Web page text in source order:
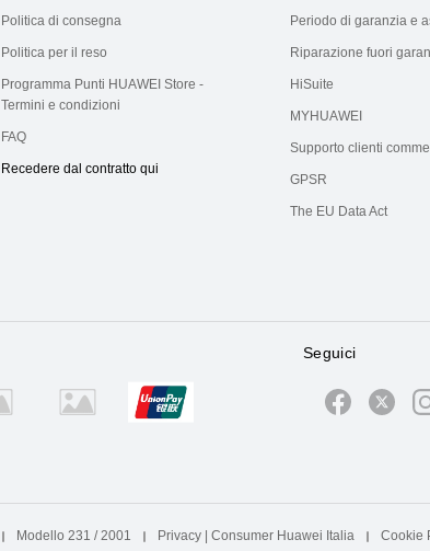
Politica di consegna
Politica per il reso
Programma Punti HUAWEI Store -
Termini e condizioni
FAQ
Recedere dal contratto qui
Periodo di garanzia e
Riparazione fuori
HiSuite
MYHUAWEI
Supporto clienti
GPSR
The EU Data Act
Seguici
Modello 231 / 2001 Privacy | Consumer Huawei Italia Cookie